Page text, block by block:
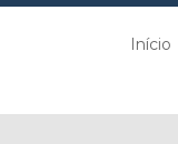
Início